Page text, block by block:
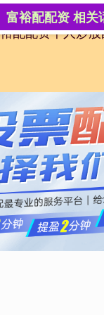
配配资个人炒
富裕配配资 相关